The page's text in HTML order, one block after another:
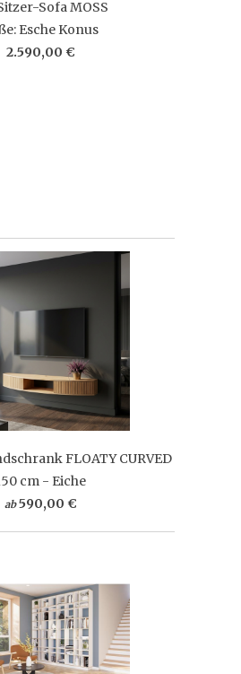
Sofa MOSS
Esche Konus
2.590,00 €
FLOATY CURVED
cm - Eiche
ab 590,00 €